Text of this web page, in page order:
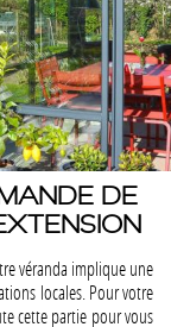
DE
véranda implique une
locales. Pour votre
cette partie pour vous